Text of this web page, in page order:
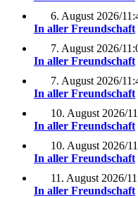
6. August 2026/
In aller Freundschaft
7. August 2026/
In aller Freundschaft
7. August 2026/
In aller Freundschaft
10. August 2026/
In aller Freundschaft
10. August 2026/
In aller Freundschaft
11. August 2026/
In aller Freundschaft